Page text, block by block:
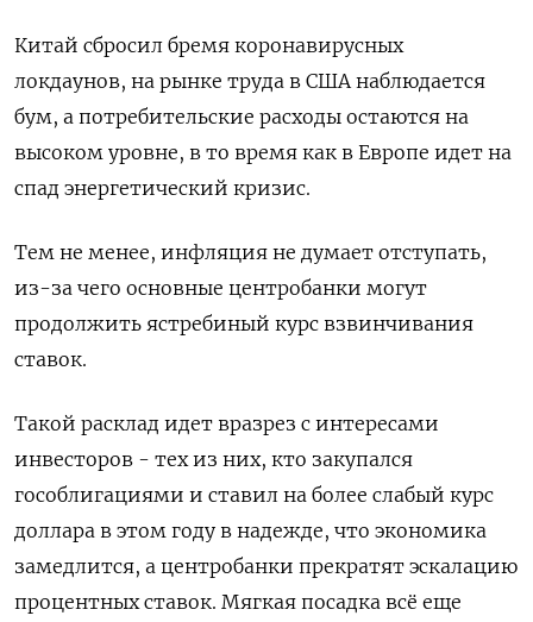
Китай сбросил бремя коронавирусных
локдаунов, на рынке труда в США наблюдается
бум, а потребительские расходы остаются на
высоком уровне, в то время как в Европе идет на
спад энергетический кризис.
Тем не менее, инфляция не думает отступать,
из-за чего основные центробанки могут
продолжить ястребиный курс взвинчивания
ставок.
Такой расклад идет вразрез с интересами
инвесторов - тех из них, кто закупался
гособлигациями и ставил на более слабый курс
доллара в этом году в надежде, что экономика
замедлится, а центробанки прекратят эскалацию
процентных ставок. Мягкая посадка всё еще